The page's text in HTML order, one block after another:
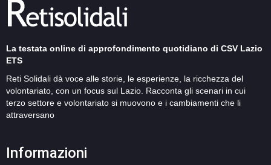
La testata online di approfondimento quotidiano di CSV Lazio
ETS
Reti Solidali dà voce alle storie, le esperienze, la ricchezza del
volontariato, con un focus sul Lazio. Racconta gli scenari in cui
terzo settore e volontariato si muovono e i cambiamenti che li
attraversano
Informazioni